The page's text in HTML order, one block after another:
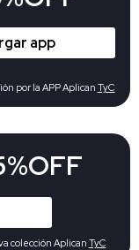
colección Aplican TyC
app
por la APP Aplican TyC